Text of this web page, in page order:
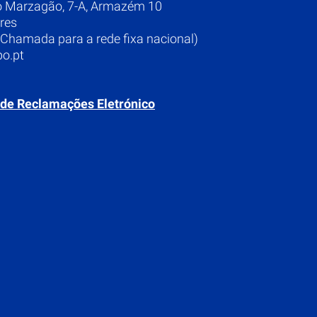
Marzagão, 7-A, Armazém 10
para a rede fixa nacional)
Reclamações Eletrónico